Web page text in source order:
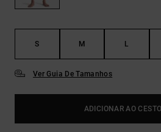
S M L
Ver Guia De Tamanhos
ADICIONAR AO CESTO